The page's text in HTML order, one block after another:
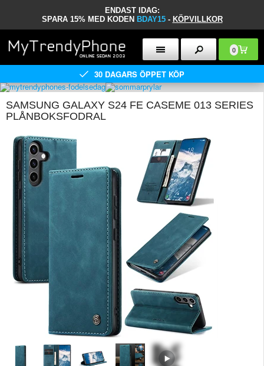
ENDAST IDAG:
SPARA 15% MED KODEN BDAY15 - KÖPVILLKOR
0
30 DAGARS ÖPPET KÖP
SAMSUNG GALAXY S24 FE CASEME 013 SERIES
PLÅNBOKSFODRAL